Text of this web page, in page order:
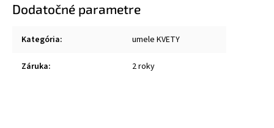
Dodatočné parametre
Kategória: umele KVETY
Záruka: 2 roky